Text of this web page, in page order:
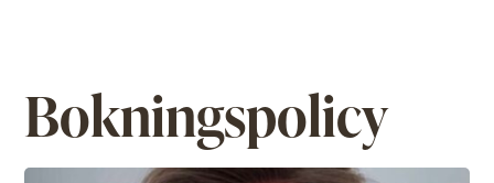
Bokningspolicy